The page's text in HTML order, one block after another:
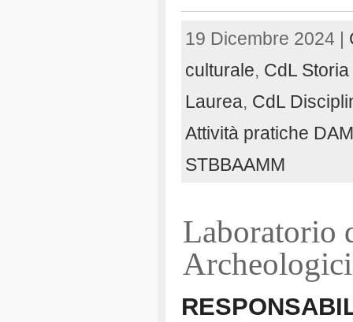
19 Dicembre 2024 |
culturale, CdL
Laurea, CdL
Attività pratiche
STBBAAMM
Laboratorio